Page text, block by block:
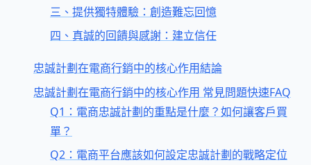
三、提供獨特體驗：創造難忘回憶
四、真誠的回饋與感謝：建立信任
忠誠計劃在電商行銷中的核心作用結論
忠誠計劃在電商行銷中的核心作用 常見問題快速FAQ
Q1：電商忠誠計劃的重點是什麼？如何讓客戶買
單？
Q2：電商平台應該如何設定忠誠計劃的戰略定位